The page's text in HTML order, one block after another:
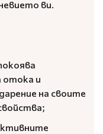
ви.
отока и
на своите